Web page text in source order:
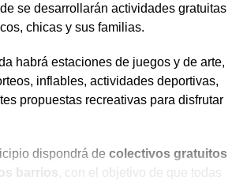
se desarrollarán actividades gratuitas
chicas y sus familias.
habrá estaciones de juegos y de arte,
inflables, actividades deportivas,
propuestas recreativas para disfrutar
dispondrá de colectivos gratuitos
barrios , con el objetivo de que todas